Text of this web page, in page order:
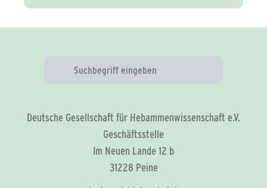
Deutsche Gesellschaft für Hebammenwissenschaft e.V.
Geschäftsstelle
Im Neuen Lande 12 b
31228 Peine